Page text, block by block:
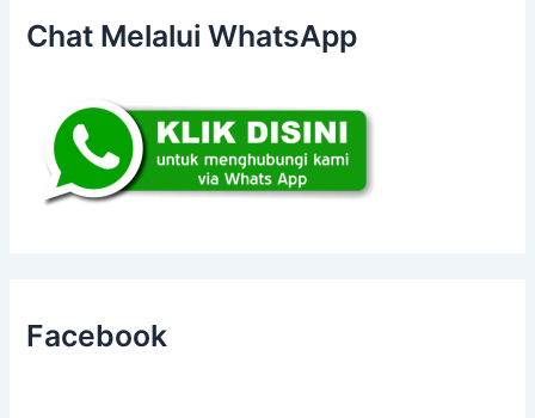
Chat Melalui WhatsApp
Facebook